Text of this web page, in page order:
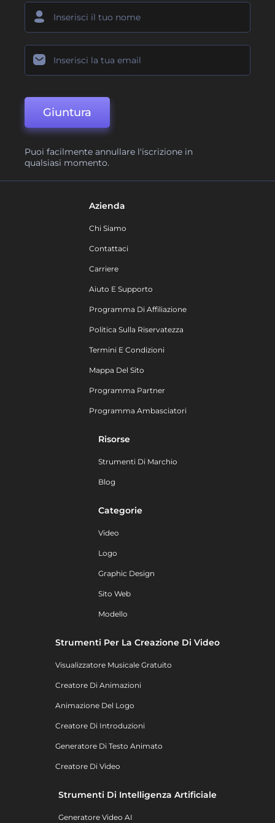
Giuntura
Puoi facilmente annullare l'iscrizione in
qualsiasi momento.
Azienda
Chi Siamo
Contattaci
Carriere
Aiuto E Supporto
Programma Di Affiliazione
Politica Sulla Riservatezza
Termini E Condizioni
Mappa Del Sito
Programma Partner
Programma Ambasciatori
Risorse
Strumenti Di Marchio
Blog
Categorie
Video
Logo
Graphic Design
Sito Web
Modello
Strumenti Per La Creazione Di Video
Visualizzatore Musicale Gratuito
Creatore Di Animazioni
Animazione Del Logo
Creatore Di Introduzioni
Generatore Di Testo Animato
Creatore Di Video
Strumenti Di Intelligenza Artificiale
Generatore Video AI